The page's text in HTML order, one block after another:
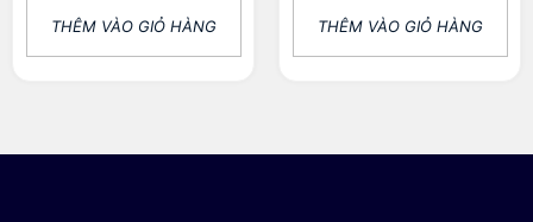
THÊM VÀO GIỎ HÀNG THÊM VÀO GIỎ HÀNG